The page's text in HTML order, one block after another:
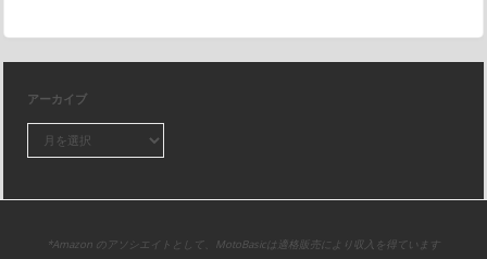
アーカイブ
*Amazon のアソシエイトとして、MotoBasicは適格販売により収入を得ています